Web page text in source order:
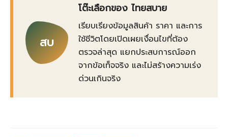
สบ
โต๊ะเลือกของ ไทยสบาย
เรียบเรียงข้อมูลสินค้า ราคา และการ
ใช้ชีวิตโดยเปิดเผยเงื่อนไขที่ต้อง
ตรวจล่าสุด แยกประสบการณ์ออก
จากข้อเท็จจริง และไม่สร้างความเร่ง
ด่วนเกินจริง